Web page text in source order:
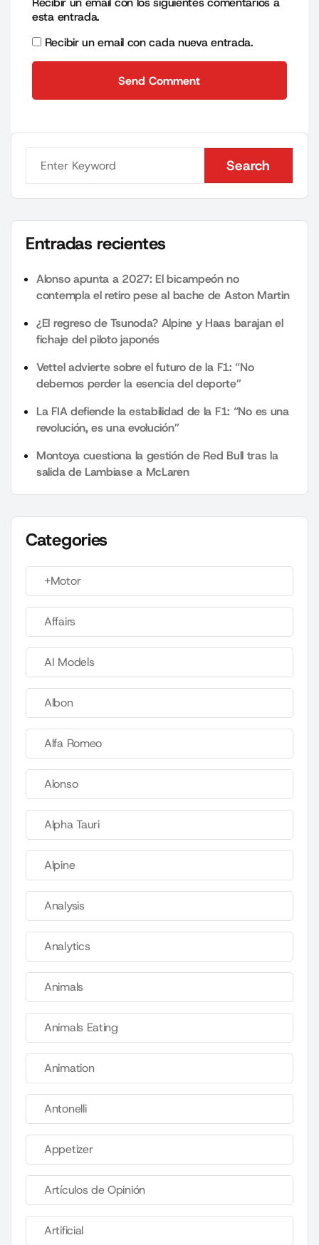
esta entrada.
Recibir un email con cada nueva entrada.
Send Comment
Search
Search
Entradas recientes
Alonso apunta a 2027: El bicampeón no
contempla el retiro pese al bache de Aston Martin
¿El regreso de Tsunoda? Alpine y Haas barajan el
fichaje del piloto japonés
Vettel advierte sobre el futuro de la F1: “No
debemos perder la esencia del deporte”
La FIA defiende la estabilidad de la F1: “No es una
revolución, es una evolución”
Montoya cuestiona la gestión de Red Bull tras la
salida de Lambiase a McLaren
Categories
+Motor
Affairs
AI Models
Albon
Alfa Romeo
Alonso
Alpha Tauri
Alpine
Analysis
Analytics
Animals
Animals Eating
Animation
Antonelli
Appetizer
Artículos de Opinión
Artificial